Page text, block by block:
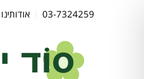
03-7324259 אודותינו